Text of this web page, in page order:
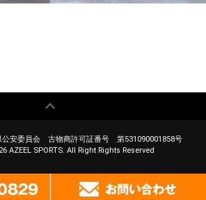
公安委員会 古物商許可証番号 第531090001858号
AZEEL SPORTS. All Right Rights Reserved